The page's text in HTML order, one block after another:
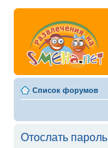
Список форумов
Отослать пароль